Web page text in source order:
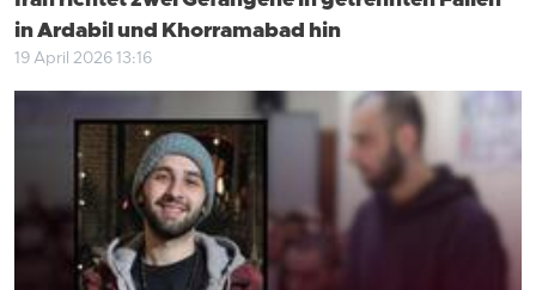
in Ardabil und Khorramabad hin
19 April 2026 13:16